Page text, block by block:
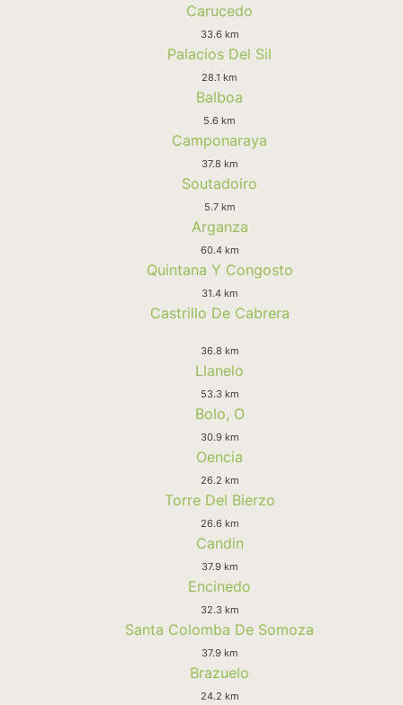
Carucedo
33.6 km
Palacios Del Sil
28.1 km
Balboa
5.6 km
Camponaraya
37.8 km
Soutadoiro
5.7 km
Arganza
60.4 km
Quintana Y Congosto
31.4 km
Castrillo De Cabrera
36.8 km
Llanelo
53.3 km
Bolo, O
30.9 km
Oencia
26.2 km
Torre Del Bierzo
26.6 km
Candin
37.9 km
Encinedo
32.3 km
Santa Colomba De Somoza
37.9 km
Brazuelo
24.2 km